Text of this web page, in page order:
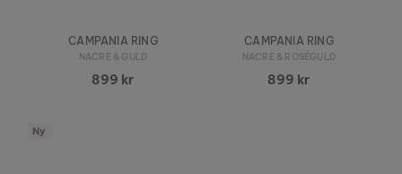
CAMPANIA RING
NACRE & GULD
899 kr
CAMPANIA RING
NACRE & ROSÉGULD
899 kr
Ny